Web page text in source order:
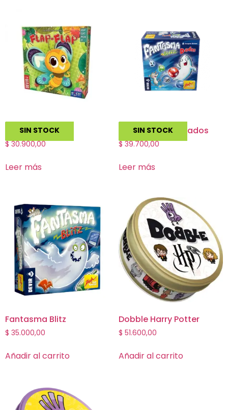
SIN STOCK
Flap Flap
$30.900,00
Leer más
SIN STOCK
Fantasma Blitz Dados
$39.700,00
Leer más
Fantasma Blitz
$ 35.000,00
Añadir al carrito
Dobble Harry Potter
$ 51.600,00
Añadir al carrito